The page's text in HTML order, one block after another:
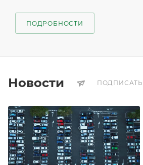
ПОДРОБНОСТИ
Новости